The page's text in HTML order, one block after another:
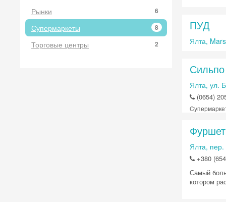
Рынки 6
Супермаркеты 8
Торговые центры 2
ПУД
Ялта,
Сильпо
Ялта, ул.
(0654)
Ялта, пер.
+380
Самый
котором